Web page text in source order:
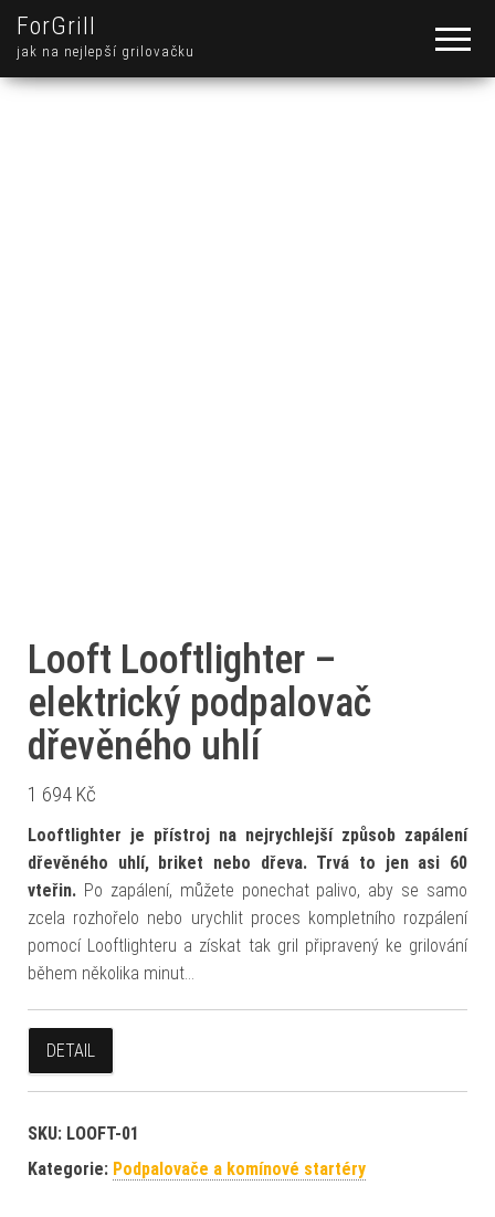
ForGrill
jak na nejlepší grilovačku
Looft Looftlighter –
elektrický podpalovač
dřevěného uhlí
1 694 Kč
Looftlighter je přístroj na nejrychlejší způsob zapálení
dřevěného uhlí, briket nebo dřeva. Trvá to jen asi 60
vteřin. Po zapálení, můžete ponechat palivo, aby se samo
zcela rozhořelo nebo urychlit proces kompletního rozpálení
pomocí Looftlighteru a získat tak gril připravený ke grilování
během několika minut…
DETAIL
SKU: LOOFT-01
Kategorie: Podpalovače a komínové startéry